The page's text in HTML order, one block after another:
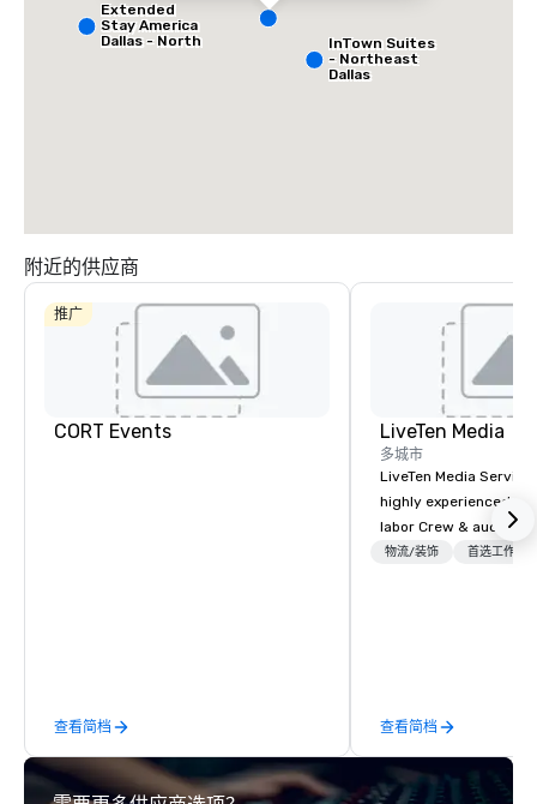
La Quinta Inn
& Suites by
Wyndham
Dallas North
Central
Extended
Stay America
Dallas - North
InTown Suites
- Northeast
Dallas
附近的供应商
推广
CORT Events
查看简档
LiveTen Media
多城市
LiveTen Media
highly experienced
labor Crew &
Team Members
物流/装饰 首选工作人
查看简档